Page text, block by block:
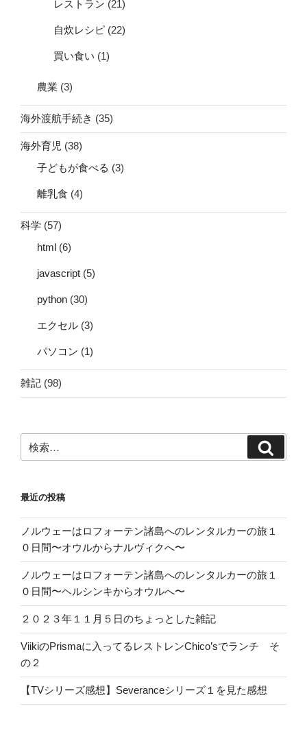
レストラン (21)
自炊レシピ (22)
買い食い (1)
農業 (3)
海外渡航手続き (35)
海外育児 (38)
子どもが食べる (3)
離乳食 (4)
科学 (57)
html (6)
javascript (5)
python (30)
エクセル (3)
パソコン (1)
雑記 (98)
索:
索
最近の投稿
ノルウェーはロフォーテン諸島へのレンタルカーの旅１
０日間〜オウルからナルヴィクへ〜
ノルウェーはロフォーテン諸島へのレンタルカーの旅１
０日間〜ヘルシンキからオウルへ〜
２０２３年１１月５日のちょっとした雑記
ViikiのPrismaに入ってるレストレンChico’sでランチ そ
の２
【TVシリーズ感想】Severanceシリーズ１を見た感想